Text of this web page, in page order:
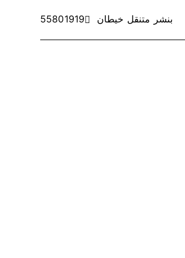
بنشر متنقل خيطان 55801919